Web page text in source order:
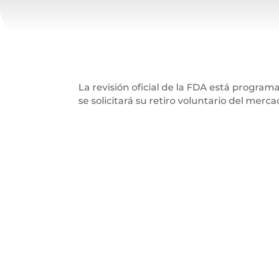
La revisión oficial de la FDA está
se solicitará su retiro voluntario del